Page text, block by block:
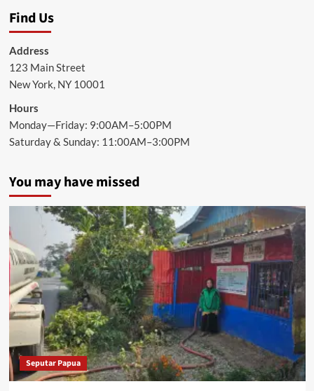
Find Us
Address
123 Main Street
New York, NY 10001
Hours
Monday—Friday: 9:00AM–5:00PM
Saturday & Sunday: 11:00AM–3:00PM
You may have missed
Seputar Papua